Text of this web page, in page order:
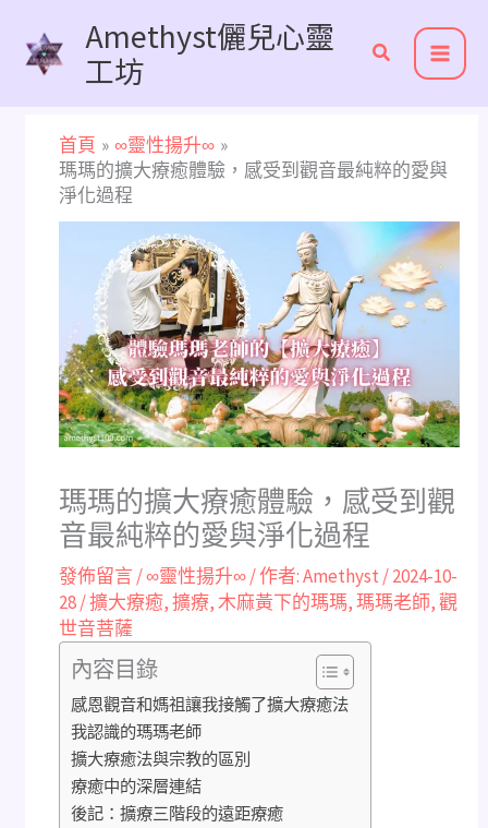
Amethyst儷兒心靈
工坊
首頁
∞靈性揚升∞
瑪瑪的擴大療癒體驗，感受到觀音最純粹的愛與
淨化過程
瑪瑪的擴大療癒體驗，感受到觀
音最純粹的愛與淨化過程
發佈留言/∞靈性揚升∞/ 作者:Amethyst /2024-10-
28/擴大療癒,擴療,木麻黃下的瑪瑪,瑪瑪老師,觀
世音菩薩
內容目錄
感恩觀音和媽祖讓我接觸了擴大療癒法
我認識的瑪瑪老師
擴大療癒法與宗教的區別
療癒中的深層連結
後記：擴療三階段的遠距療癒